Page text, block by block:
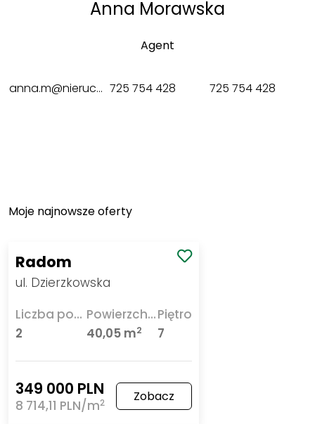
Anna Morawska
Agent
anna.m@nieruchomosci-sweethome.pl 725 754 428 725 754 428
Moje najnowsze oferty
Radom
ul. Dzierzkowska
Liczba pokoi
2
Powierzchnia
40,05 m2
Piętro
7
349 000 PLN
8 714,11 PLN/m2 Zobacz